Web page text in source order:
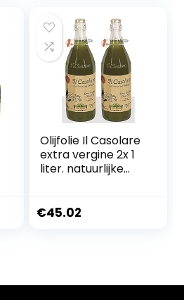
sauzen, makreel,
margaritacocktail
en snacks
Olijfolie Il Casolare
extra vergine 2x 1
liter. natuurlijke
€45.02